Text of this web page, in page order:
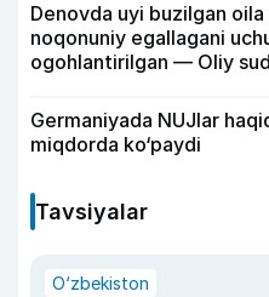
Denovda uyi buzilgan oila
noqonuniy egallagani
ogohlantirilgan — Oliy sud
Germaniyada NUJlar
miqdorda ko‘paydi
Tavsiyalar
O‘zbekiston